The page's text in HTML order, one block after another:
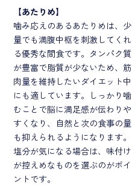
【あたりめ】
噛み応えのあるあたりめは、少
量でも満腹中枢を刺激してくれ
る優秀な間食です。タンパク質
が豊富で脂質が少ないため、筋
肉量を維持したいダイエット中
にも適しています。しっかり噛
むことで脳に満足感が伝わりや
すくなり、自然と次の食事の量
も抑えられるようになります。
塩分が気になる場合は、味付け
が控えめなものを選ぶのがポイ
ントです。